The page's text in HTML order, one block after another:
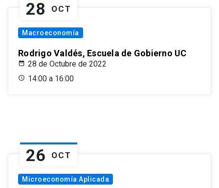
28 OCT
Macroeconomía
Rodrigo Valdés, Escuela de Gobierno UC
28 de Octubre de 2022
14:00 a 16:00
26 OCT
Microeconomía Aplicada